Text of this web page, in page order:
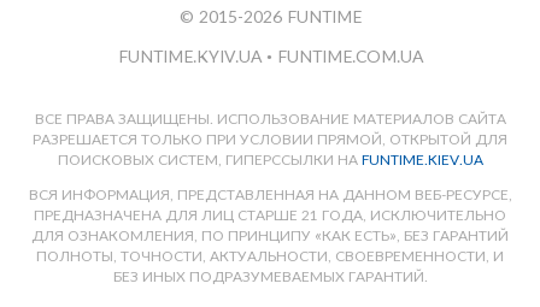
© 2015-2026 FUNTIME
FUNTIME.KYIV.UA • FUNTIME.COM.UA
ВСЕ ПРАВА ЗАЩИЩЕНЫ. ИСПОЛЬЗОВАНИЕ МАТЕРИАЛОВ САЙТА
РАЗРЕШАЕТСЯ ТОЛЬКО ПРИ УСЛОВИИ ПРЯМОЙ, ОТКРЫТОЙ ДЛЯ
ПОИСКОВЫХ СИСТЕМ, ГИПЕРССЫЛКИ НА FUNTIME.KIEV.UA
ВСЯ ИНФОРМАЦИЯ, ПРЕДСТАВЛЕННАЯ НА ДАННОМ ВЕБ-РЕСУРСЕ,
ПРЕДНАЗНАЧЕНА ДЛЯ ЛИЦ СТАРШЕ 21 ГОДА, ИСКЛЮЧИТЕЛЬНО
ДЛЯ ОЗНАКОМЛЕНИЯ, ПО ПРИНЦИПУ «КАК ЕСТЬ», БЕЗ ГАРАНТИЙ
ПОЛНОТЫ, ТОЧНОСТИ, АКТУАЛЬНОСТИ, СВОЕВРЕМЕННОСТИ, И
БЕЗ ИНЫХ ПОДРАЗУМЕВАЕМЫХ ГАРАНТИЙ.